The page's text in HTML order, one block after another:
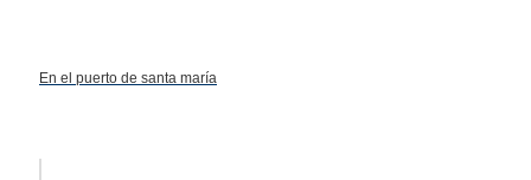
En el puerto de santa maría